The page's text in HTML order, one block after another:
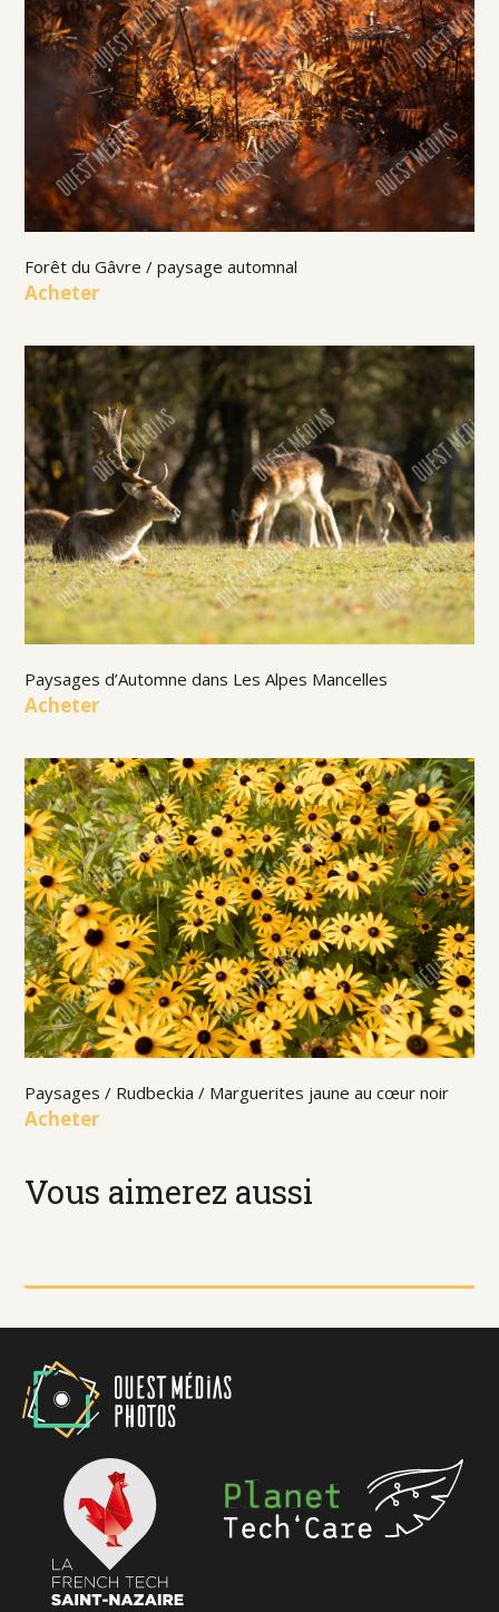
Vous aimerez aussi
Forêt du Gâvre / paysage automnal
Acheter
Paysages d’Automne dans Les Alpes Mancelles
Acheter
Paysages / Rudbeckia / Marguerites jaune au cœur noir
Acheter